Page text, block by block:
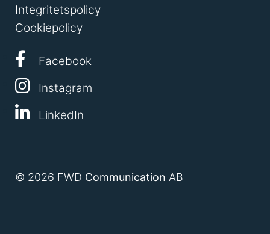
Integritetspolicy
Cookiepolicy
Facebook
Instagram
LinkedIn
© 2026 FWD Communication AB